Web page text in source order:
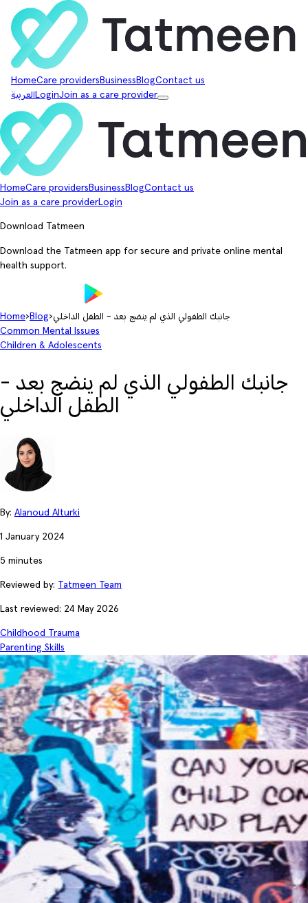
HomeCare providers Business BlogContact us
العربية LoginJoin as a care provider
HomeCare providers Business BlogContact us
Join as a care providerLogin
Download Tatmeen
Download the Tatmeen app for secure and private online mental
health support.
Home› Blog›جانبك الطفولي الذي لم ينضج بعد - الطفل الداخلي
Common Mental Issues
Children & Adolescents
جانبك الطفولي الذي لم ينضج بعد -
الطفل الداخلي
By: Alanoud Alturki
1 January 2024
5 minutes
Reviewed by: Tatmeen Team
Last reviewed: 24 May 2026
Childhood Trauma
Parenting Skills